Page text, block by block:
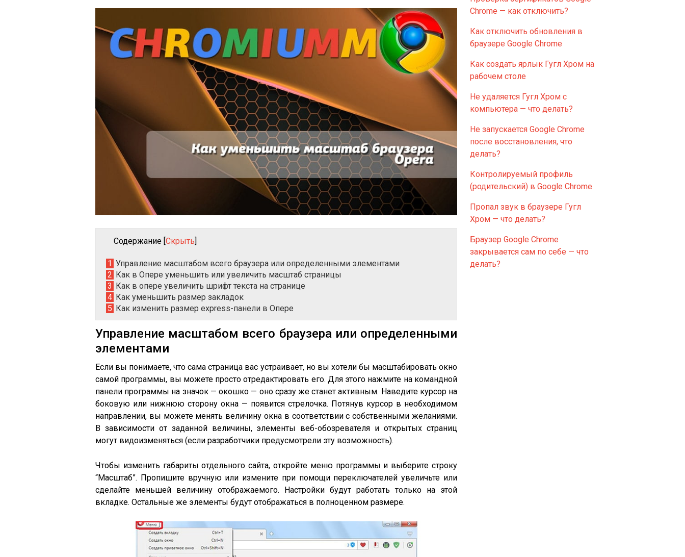
Содержание [Скрыть]
1 Управление масштабом всего браузера или определенными элементами
2 Как в Опере уменьшить или увеличить масштаб страницы
3 Как в опере увеличить шрифт текста на странице
4 Как уменьшить размер закладок
5 Как изменить размер express-панели в Опере
Управление масштабом всего браузера или определенными
элементами
Если вы понимаете, что сама страница вас устраивает, но вы хотели бы масштабировать окно
самой программы, вы можете просто отредактировать его. Для этого нажмите на командной
панели программы на значок — окошко — оно сразу же станет активным. Наведите курсор на
боковую или нижнюю сторону окна — появится стрелочка. Потянув курсор в необходимом
направлении, вы можете менять величину окна в соответствии с собственными желаниями.
В зависимости от заданной величины, элементы веб-обозревателя и открытых страниц
могут видоизменяться (если разработчики предусмотрели эту возможность).
Чтобы изменить габариты отдельного сайта, откройте меню программы и выберите строку
“Масштаб”. Пропишите вручную или измените при помощи переключателей увеличьте или
сделайте меньшей величину отображаемого. Настройки будут работать только на этой
вкладке. Остальные же элементы будут отображаться в полноценном размере.
Chrome — как отключить?
Как отключить обновления в
браузере Google Chrome
Как создать ярлык Гугл Хром на
рабочем столе
Не удаляется Гугл Хром с
компьютера — что делать?
Не запускается Google Chrome
после восстановления, что
делать?
Контролируемый профиль
(родительский) в Google Chrome
Пропал звук в браузере Гугл
Хром — что делать?
Браузер Google Chrome
закрывается сам по себе — что
делать?